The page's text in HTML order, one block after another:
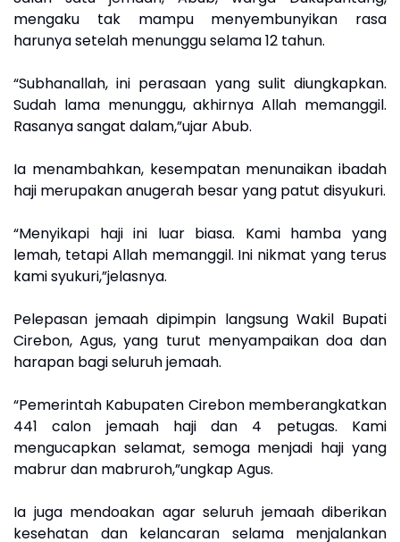
mengaku tak mampu menyembunyikan rasa
harunya setelah menunggu selama 12 tahun.
“Subhanallah, ini perasaan yang sulit diungkapkan.
Sudah lama menunggu, akhirnya Allah memanggil.
Rasanya sangat dalam,”ujar Abub.
Ia menambahkan, kesempatan menunaikan ibadah
haji merupakan anugerah besar yang patut disyukuri.
“Menyikapi haji ini luar biasa. Kami hamba yang
lemah, tetapi Allah memanggil. Ini nikmat yang terus
kami syukuri,”jelasnya.
Pelepasan jemaah dipimpin langsung Wakil Bupati
Cirebon, Agus, yang turut menyampaikan doa dan
harapan bagi seluruh jemaah.
“Pemerintah Kabupaten Cirebon memberangkatkan
441 calon jemaah haji dan 4 petugas. Kami
mengucapkan selamat, semoga menjadi haji yang
mabrur dan mabruroh,”ungkap Agus.
Ia juga mendoakan agar seluruh jemaah diberikan
kesehatan dan kelancaran selama menjalankan